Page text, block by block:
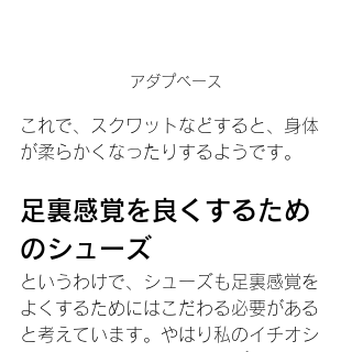
アダプベース
これで、スクワットなどすると、身体
が柔らかくなったりするようです。
足裏感覚を良くするため
のシューズ
というわけで、シューズも足裏感覚を
よくするためにはこだわる必要がある
と考えています。やはり私のイチオシ